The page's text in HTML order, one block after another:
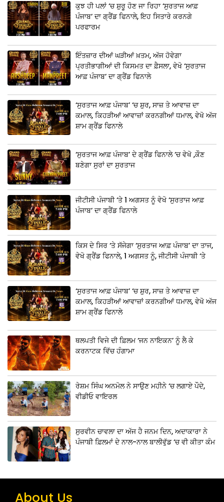
ਕੁਝ ਹੀ ਪਲਾਂ ‘ਚ ਸ਼ੁਰੂ ਹੋਣ ਜਾ ਰਿਹਾ ‘ਸੁਰਤਾਜ ਆਫ਼
ਪੰਜਾਬ’ ਦਾ ਗ੍ਰੈਂਡ ਫਿਨਾਲੇ, ਇਹ ਸਿਤਾਰੇ ਕਰਨਗੇ
ਪਰਫਾਰਮ
ਇੰਤਜ਼ਾਰ ਦੀਆਂ ਘੜੀਆਂ ਖ਼ਤਮ, ਅੱਜ ਹੋਵੇਗਾ
ਪ੍ਰਤੀਭਾਗੀਆਂ ਦੀ ਕਿਸਮਤ ਦਾ ਫ਼ੈਸਲਾ, ਵੇਖੋ ‘ਸੁਰਤਾਜ
ਆਫ਼ ਪੰਜਾਬ’ ਦਾ ਗ੍ਰੈਂਡ ਫਿਨਾਲੇ
‘ਸੁਰਤਾਜ ਆਫ਼ ਪੰਜਾਬ’ ‘ਚ ਸ਼ੁਰ, ਸਾਜ਼ ਤੇ ਆਵਾਜ਼ ਦਾ
ਕਮਾਲ, ਕਿਹੜੀਆਂ ਆਵਾਜ਼ਾਂ ਕਰਨਗੀਆਂ ਧਮਾਲ, ਵੇਖੋ ਅੱਜ
ਸ਼ਾਮ ਗ੍ਰੈਂਡ ਫਿਨਾਲੇ
‘ਸੁਰਤਾਜ ਆਫ਼ ਪੰਜਾਬ’ ਦੇ ਗ੍ਰੈਂਡ ਫਿਨਾਲੇ ‘ਚ ਵੇਖੋ ,ਕੌਣ
ਬਣੇਗਾ ਸੁਰਾਂ ਦਾ ਸੁਰਤਾਜ
ਜੀਟੀਸੀ ਪੰਜਾਬੀ ‘ਤੇ 1 ਅਗਸਤ ਨੂੰ ਵੇਖੋ ‘ਸੁਰਤਾਜ ਆਫ਼
ਪੰਜਾਬ’ ਦਾ ਗ੍ਰੈਂਡ ਫਿਨਾਲੇ
ਕਿਸ ਦੇ ਸਿਰ ‘ਤੇ ਸੱਜੇਗਾ ‘ਸੁਰਤਾਜ ਆਫ਼ ਪੰਜਾਬ’ ਦਾ ਤਾਜ,
ਵੇਖੋ ਗ੍ਰੈਂਡ ਫਿਨਾਲੇ, 1 ਅਗਸਤ ਨੂੰ, ਜੀਟੀਸੀ ਪੰਜਾਬੀ ‘ਤੇ
‘ਸੁਰਤਾਜ ਆਫ਼ ਪੰਜਾਬ’ ‘ਚ ਸ਼ੁਰ, ਸਾਜ਼ ਤੇ ਆਵਾਜ਼ ਦਾ
ਕਮਾਲ, ਕਿਹੜੀਆਂ ਆਵਾਜ਼ਾਂ ਕਰਨਗੀਆਂ ਧਮਾਲ, ਵੇਖੋ ਅੱਜ
ਸ਼ਾਮ ਗ੍ਰੈਂਡ ਫਿਨਾਲੇ
ਥਲਪਤੀ ਵਿਜੇ ਦੀ ਫ਼ਿਲਮ ‘ਜਨ ਨਾਇਕਨ’ ਨੂੰ ਲੈ ਕੇ
ਕਰਨਾਟਕ ਵਿੱਚ ਹੰਗਾਮਾ
ਰੇਸ਼ਮ ਸਿੰਘ ਅਨਮੋਲ ਨੇ ਸਾਉਣ ਮਹੀਨੇ ‘ਚ ਲਗਾਏ ਪੌਦੇ,
ਵੀਡੀਓ ਵਾਇਰਲ
ਸੁਰਵੀਨ ਚਾਵਲਾ ਦਾ ਅੱਜ ਹੈ ਜਨਮ ਦਿਨ, ਅਦਾਕਾਰਾ ਨੇ
ਪੰਜਾਬੀ ਫ਼ਿਲਮਾਂ ਦੇ ਨਾਲ-ਨਾਲ ਬਾਲੀਵੁੱਡ ‘ਚ ਵੀ ਕੀਤਾ ਕੰਮ
About Us